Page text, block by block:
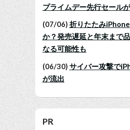
プライムデー先行セール
(07/06) 折りたたみ
か？発売遅延と年末まで
なる可能性も
(06/30) サイバー攻撃で
が流出
PR